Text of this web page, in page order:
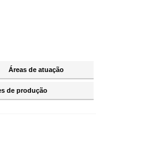
Áreas de atuação
de produção